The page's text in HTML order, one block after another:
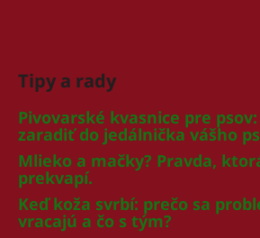
Tipy a rady
Pivovarské kvasnice pre
zaradiť do jedálnička vášho
Mlieko a mačky? Pravda,
prekvapí.
Keď koža svrbí: prečo sa
vracajú a čo s tým?